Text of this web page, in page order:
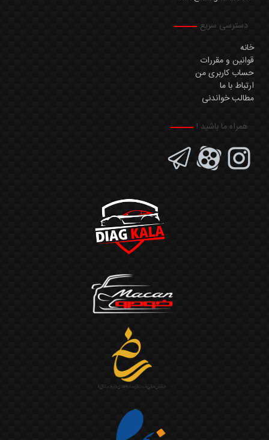
دسترسی سریع
خانه
قوانین و مقررات
حساب کاربری من
ارتباط با ما
مطالب خواندنی
همراه ما باشید !